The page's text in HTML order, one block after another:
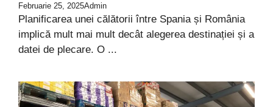
Februarie 25, 2025Admin
Planificarea unei călătorii între Spania și România
implică mult mai mult decât alegerea destinației și a
datei de plecare. O ...